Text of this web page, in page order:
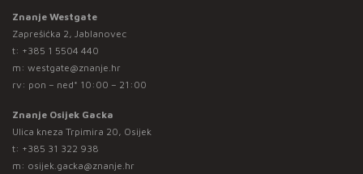
Znanje Westgate
Zaprešićka 2, Jablanovec
t: +385 1 5504 440
m: westgate@znanje.hr
rv: pon – ned* 10:00 – 21:00
Znanje Osijek Gacka
Ulica kneza Trpimira 20, Osijek
t: +385 31 322 938
m: osijek.gacka@znanje.hr